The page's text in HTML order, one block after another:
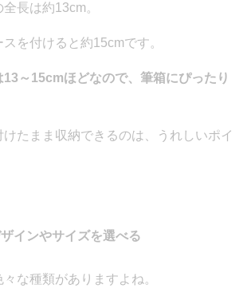
長は約13cm。
を付けると約15cmです。
～15cmほどなので、筆箱にぴったり
たまま収納できるのは、うれしいポイ
インやサイズを選べる
な種類がありますよね。